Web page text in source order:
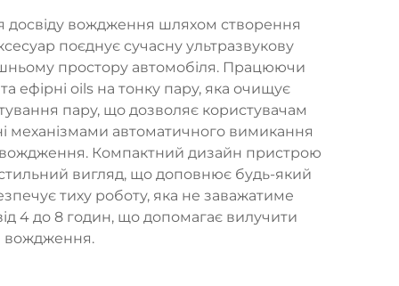
досвіду вождження шляхом створення
поєднує сучасну ультразвукову
простору автомобіля. Працюючи
ефірні oils на тонку пару, яка очищує
пару, що дозволяє користувачам
механізмами автоматичного вимикання
вождження. Компактний дизайн пристрою
вигляд, що доповнює будь-який
тиху роботу, яка не заважатиме
4 до 8 годин, що допомагає вилучити
вождження.